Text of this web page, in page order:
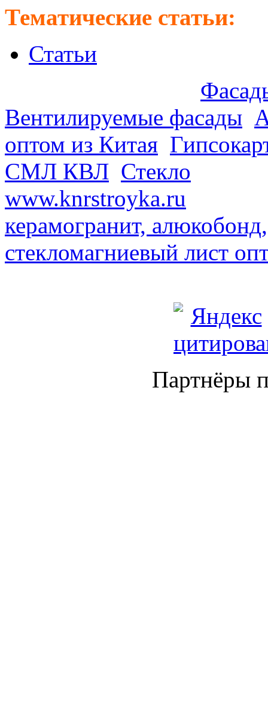
Тематические статьи:
Статьи
Вентилируемые фасады
оптом из Китая
СМЛ КВЛ Стекло
www.knrstroyka.ru
керамогранит,
стекломагниевый лист
Партнёры